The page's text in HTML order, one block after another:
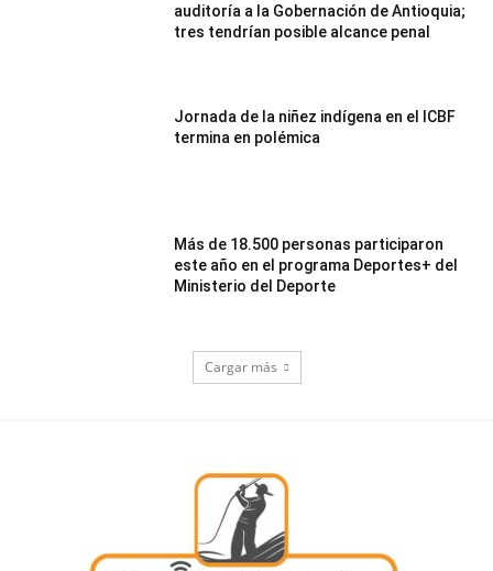
auditoría a la Gobernación de Antioquia;
tres tendrían posible alcance penal
Jornada de la niñez indígena en el ICBF
termina en polémica
Más de 18.500 personas participaron
este año en el programa Deportes+ del
Ministerio del Deporte
Cargar más